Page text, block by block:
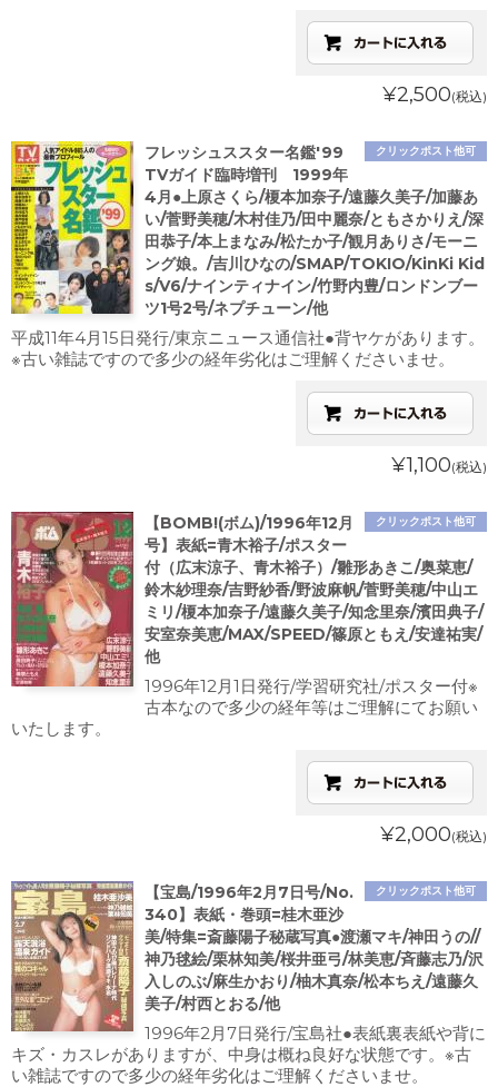
¥2,500(税込)
クリックポスト他可
フレッシュススター名鑑'99
TVガイド臨時増刊 1999年
4月●上原さくら/榎本加奈子/遠藤久美子/加藤あ
い/菅野美穂/木村佳乃/田中麗奈/ともさかりえ/深
田恭子/本上まなみ/松たか子/観月ありさ/モーニ
ング娘。/吉川ひなの/SMAP/TOKIO/KinKi Kid
s/V6/ナインティナイン/竹野内豊/ロンドンブー
ツ1号2号/ネプチューン/他
平成11年4月15日発行/東京ニュース通信社●背ヤケがあります。
※古い雑誌ですので多少の経年劣化はご理解くださいませ。
¥1,100(税込)
クリックポスト他可
【BOMB!(ボム)/1996年12月
号】表紙=青木裕子/ポスター
付（広末涼子、青木裕子）/雛形あきこ/奥菜恵/
鈴木紗理奈/吉野紗香/野波麻帆/菅野美穂/中山エ
ミリ/榎本加奈子/遠藤久美子/知念里奈/濱田典子/
安室奈美恵/MAX/SPEED/篠原ともえ/安達祐実/
他
1996年12月1日発行/学習研究社/ポスター付※
古本なので多少の経年等はご理解にてお願い
いたします。
¥2,000(税込)
クリックポスト他可
【宝島/1996年2月7日号/No.
340】表紙・巻頭=桂木亜沙
美/特集=斎藤陽子秘蔵写真●渡瀬マキ/神田うの//
神乃毬絵/栗林知美/桜井亜弓/林美恵/斉藤志乃/沢
入しのぶ/麻生かおり/柚木真奈/松本ちえ/遠藤久
美子/村西とおる/他
1996年2月7日発行/宝島社●表紙裏表紙や背に
キズ・カスレがありますが、中身は概ね良好な状態です。※古
い雑誌ですので多少の経年劣化はご理解くださいませ。